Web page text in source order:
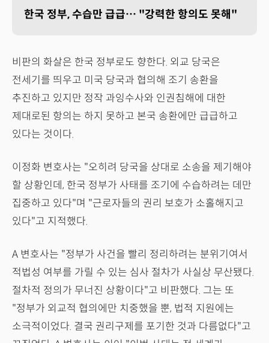
한국 정부, 수습만 급급… "강력한 항의도 못해"
비판의 화살은 한국 정부로도 향한다. 외교 당국은
전세기를 띄우고 미국 당국과 협의해 조기 송환을
추진하고 있지만 정작 과잉수사와 인권침해에 대한
제대로된 항의는 하지 못하고 본국 송환에만 급급하고
있다는 것이다.
이정화 변호사는 "오히려 당국을 상대로 소송을 제기해야
할 상황인데, 한국 정부가 사태를 조기에 수습하려는 데만
집중하고 있다"며 "근로자들의 권리 보호가 소홀해지고
있다"고 지적했다.
A 변호사는 "정부가 사건을 빨리 정리하려는 분위기여서
적법성 여부를 가릴 수 있는 심사 절차가 사실상 무산됐다.
절차적 정의가 무너진 상황이다"고 비판했다. 그는 또
"정부가 외교적 협의에만 치중했을 뿐, 법적 지원에는
소극적이었다. 결국 권리구제를 포기한 것과 다름없다"고